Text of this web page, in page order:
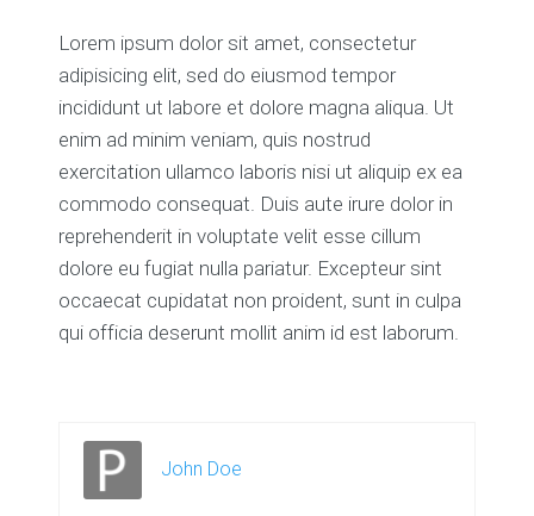
Lorem ipsum dolor sit amet, consectetur
adipisicing elit, sed do eiusmod tempor
incididunt ut labore et dolore magna aliqua. Ut
enim ad minim veniam, quis nostrud
exercitation ullamco laboris nisi ut aliquip ex ea
commodo consequat. Duis aute irure dolor in
reprehenderit in voluptate velit esse cillum
dolore eu fugiat nulla pariatur. Excepteur sint
occaecat cupidatat non proident, sunt in culpa
qui officia deserunt mollit anim id est laborum.
John Doe